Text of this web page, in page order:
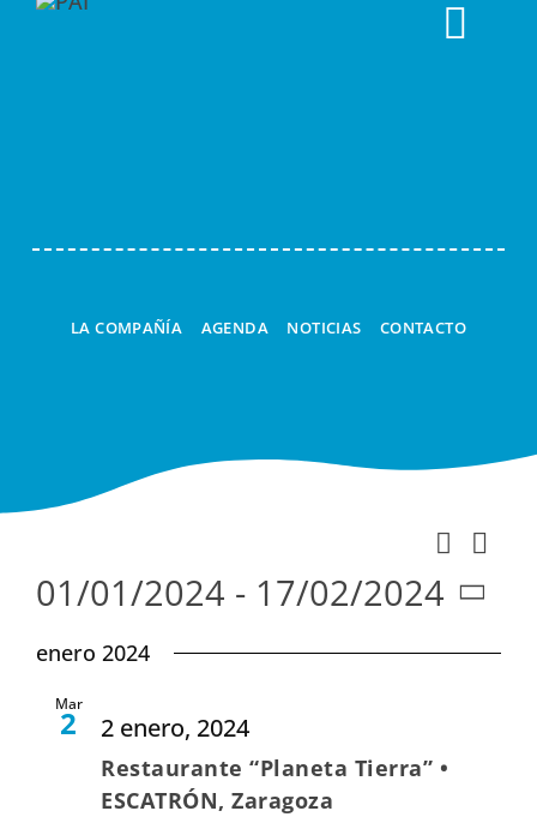
LA COMPAÑÍA AGENDA NOTICIAS CONTACTO
de
de
Buscar
de
de
Lista
01/01/2024 - 17/02/2024
Seleccionar
fecha.
enero 2024
Mar
2 2 enero, 2024
Restaurante “Planeta Tierra” •
ESCATRÓN, Zaragoza